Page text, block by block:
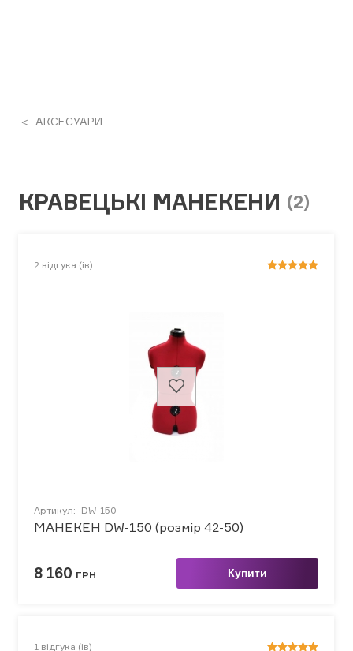
АКСЕСУАРИ
КРАВЕЦЬКІ МАНЕКЕНИ (2)
2 відгука (ів)
Артикул: DW-150
МАНЕКЕН DW-150 (розмір 42-50)
8 160 ГРН Купити
1 відгука (ів)